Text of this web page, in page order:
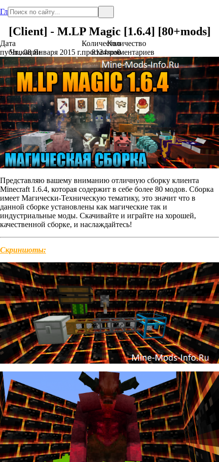
Главная
[Client] - M.LP Magic [1.6.4] [80+mods]
Дата
публикации
Чт., 08 Января 2015 г.
Количество
просмотров
8124
Количество
комментариев
0
Представляю вашему вниманию отличную сборку клиента
Minecraft 1.6.4, которая содержит в себе более 80 модов. Сборка
имеет Магически-Техническую тематику, это значит что в
данной сборке установлены как магические так и
индустриальные моды. Скачивайте и играйте на хорошей,
качественной сборке, и наслаждайтесь!
Скриншоты: